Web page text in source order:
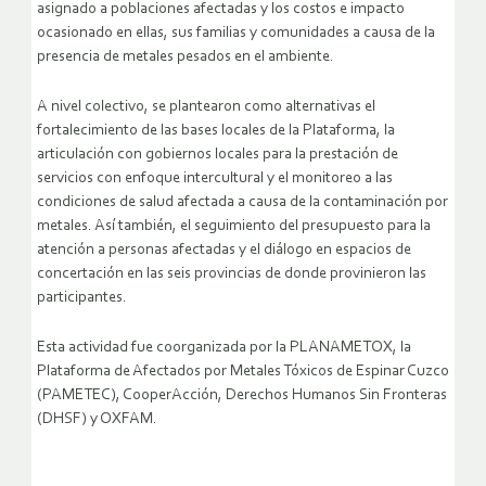
asignado a poblaciones afectadas y los costos e impacto
ocasionado en ellas, sus familias y comunidades a causa de la
presencia de metales pesados en el ambiente.
A nivel colectivo, se plantearon como alternativas el
fortalecimiento de las bases locales de la Plataforma, la
articulación con gobiernos locales para la prestación de
servicios con enfoque intercultural y el monitoreo a las
condiciones de salud afectada a causa de la contaminación por
metales. Así también, el seguimiento del presupuesto para la
atención a personas afectadas y el diálogo en espacios de
concertación en las seis provincias de donde provinieron las
participantes.
Esta actividad fue coorganizada por la PLANAMETOX, la
Plataforma de Afectados por Metales Tóxicos de Espinar Cuzco
(PAMETEC), CooperAcción, Derechos Humanos Sin Fronteras
(DHSF) y OXFAM.